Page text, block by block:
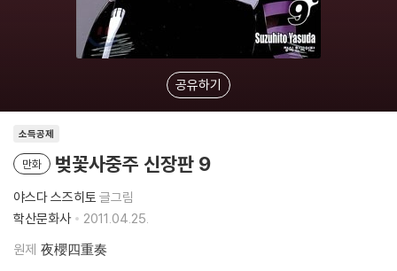
공유하기
소득공제
만화 벚꽃사중주 신장판 9
야스다 스즈히토 글그림
학산문화사
2011.04.25.
원제 夜櫻四重奏